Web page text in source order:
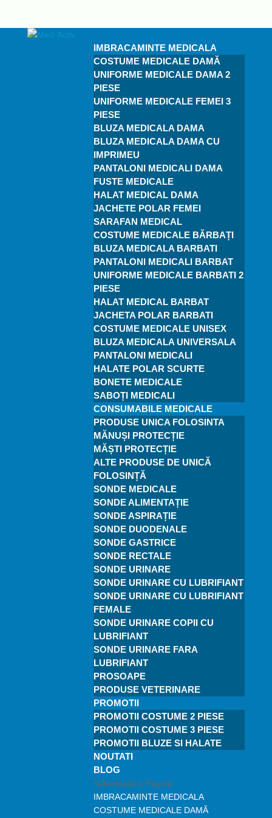
IMBRACAMINTE MEDICALA
COSTUME MEDICALE DAMĂ
UNIFORME MEDICALE DAMA 2
PIESE
UNIFORME MEDICALE FEMEI 3
PIESE
BLUZA MEDICALA DAMA
BLUZA MEDICALA DAMA CU
IMPRIMEU
PANTALONI MEDICALI DAMA
FUSTE MEDICALE
HALAT MEDICAL DAMA
JACHETE POLAR FEMEI
SARAFAN MEDICAL
COSTUME MEDICALE BĂRBAȚI
BLUZA MEDICALA BARBATI
PANTALONI MEDICALI BARBAT
UNIFORME MEDICALE BARBATI 2
PIESE
HALAT MEDICAL BARBAT
JACHETA POLAR BARBATI
COSTUME MEDICALE UNISEX
BLUZA MEDICALA UNIVERSALA
PANTALONI MEDICALI
HALATE POLAR SCURTE
BONETE MEDICALE
SABOȚI MEDICALI
CONSUMABILE MEDICALE
PRODUSE UNICA FOLOSINTA
MĂNUȘI PROTECȚIE
MĂȘTI PROTECȚIE
ALTE PRODUSE DE UNICĂ
FOLOSINȚĂ
SONDE MEDICALE
SONDE ALIMENTAȚIE
SONDE ASPIRAȚIE
SONDE DUODENALE
SONDE GASTRICE
SONDE RECTALE
SONDE URINARE
SONDE URINARE CU LUBRIFIANT
SONDE URINARE CU LUBRIFIANT
FEMALE
SONDE URINARE COPII CU
LUBRIFIANT
SONDE URINARE FARA
LUBRIFIANT
PROSOAPE
PRODUSE VETERINARE
PROMOTII
PROMOTII COSTUME 2 PIESE
PROMOTII COSTUME 3 PIESE
PROMOTII BLUZE SI HALATE
NOUTATI
BLOG
Selectează o Pagină
IMBRACAMINTE MEDICALA
COSTUME MEDICALE DAMĂ